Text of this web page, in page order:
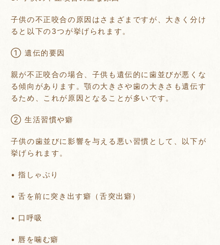
子供の不正咬合の原因はさまざまですが、大きく分け
ると以下の3つが挙げられます。
① 遺伝的要因
親が不正咬合の場合、子供も遺伝的に歯並びが悪くな
る傾向があります。顎の大きさや歯の大きさも遺伝す
るため、これが原因となることが多いです。
② 生活習慣や癖
子供の歯並びに影響を与える悪い習慣として、以下が
挙げられます。
• 指しゃぶり
• 舌を前に突き出す癖（舌突出癖）
• 口呼吸
• 唇を噛む癖